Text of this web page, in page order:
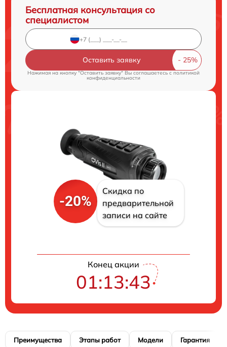
Бесплатная консультация со
специалистом
Оставить заявку
Нажимая на кнопку "Оставить заявку" Вы соглашаетесь c политикой
конфиденциальности
-20%
Скидка по
предварительной
записи на сайте
Конец акции
01:13:42
Преимущества Этапы работ Модели Гарантия